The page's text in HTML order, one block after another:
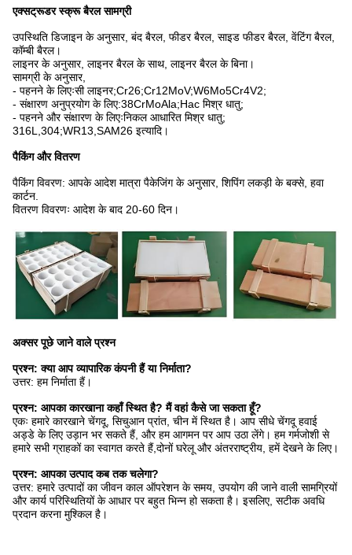
एक्सट्रूडर स्क्रू बैरल सामग्री
उपस्थिति डिजाइन के अनुसार, बंद बैरल, फीडर बैरल, साइड फीडर बैरल, वेंटिंग बैरल,
कॉम्बी बैरल।
लाइनर के अनुसार, लाइनर बैरल के साथ, लाइनर बैरल के बिना।
सामग्री के अनुसार,
- पहनने के लिएःसी लाइनर;Cr26;Cr12MoV;W6Mo5Cr4V2;
- संक्षारण अनुप्रयोग के लिए:38CrMoAla;Hac मिश्र धातु;
- पहनने और संक्षारण के लिएःनिकल आधारित मिश्र धातु;
316L,304;WR13,SAM26 इत्यादि।
पैकिंग और वितरण
पैकिंग विवरण: आपके आदेश मात्रा पैकेजिंग के अनुसार, शिपिंग लकड़ी के बक्से, हवा
कार्टन.
वितरण विवरणः आदेश के बाद 20-60 दिन।
अक्सर पूछे जाने वाले प्रश्न
प्रश्न: क्या आप व्यापारिक कंपनी हैं या निर्माता?
उत्तर: हम निर्माता हैं।
प्रश्न: आपका कारखाना कहाँ स्थित है? मैं वहां कैसे जा सकता हूँ?
एकः हमारे कारखाने चेंगदू, सिचुआन प्रांत, चीन में स्थित है। आप सीधे चेंगदू हवाई
अड्डे के लिए उड़ान भर सकते हैं, और हम आगमन पर आप उठा लेंगे। हम गर्मजोशी से
हमारे सभी ग्राहकों का स्वागत करते हैं,दोनों घरेलू और अंतरराष्ट्रीय, हमें देखने के लिए।
प्रश्न: आपका उत्पाद कब तक चलेगा?
उत्तर: हमारे उत्पादों का जीवन काल ऑपरेशन के समय, उपयोग की जाने वाली सामग्रियों
और कार्य परिस्थितियों के आधार पर बहुत भिन्न हो सकता है। इसलिए, सटीक अवधि
प्रदान करना मुश्किल है।